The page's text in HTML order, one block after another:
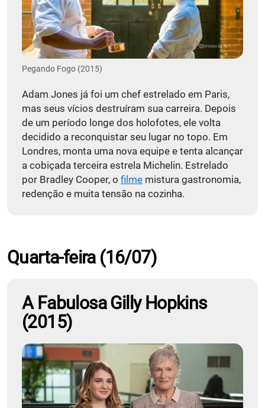
Pegando Fogo (2015)
Adam Jones já foi um chef estrelado em Paris,
mas seus vícios destruíram sua carreira. Depois
de um período longe dos holofotes, ele volta
decidido a reconquistar seu lugar no topo. Em
Londres, monta uma nova equipe e tenta alcançar
a cobiçada terceira estrela Michelin. Estrelado
por Bradley Cooper, o filme mistura gastronomia,
redenção e muita tensão na cozinha.
Quarta-feira (16/07)
A Fabulosa Gilly Hopkins
(2015)